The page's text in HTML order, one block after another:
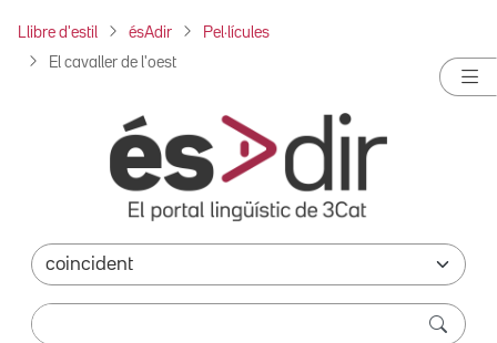
Llibre d'estil ésAdir Pel·lícules
El cavaller de l'oest